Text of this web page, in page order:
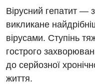
Вірусний гепатит —
викликане
вірусами. Ступінь
гострого
до серйозної
життя.